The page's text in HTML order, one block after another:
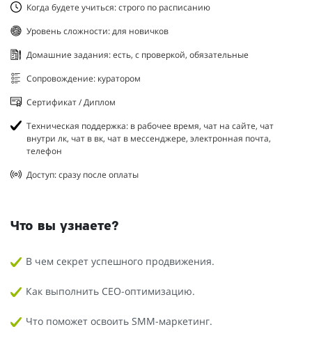
Когда будете учиться: строго по расписанию
Уровень сложности: для новичков
Домашние задания: есть, с проверкой, обязательные
Сопровождение: куратором
Сертификат / Диплом
Техническая поддержка: в рабочее время, чат на сайте, чат
внутри лк, чат в вк, чат в мессенджере, электронная почта,
телефон
Доступ: сразу после оплаты
Что вы узнаете?
В чем секрет успешного продвижения.
Как выполнить СЕО-оптимизацию.
Что поможет освоить SMM-маркетинг.